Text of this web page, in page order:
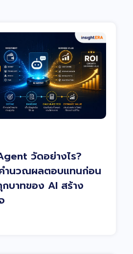
วัดอย่างไร?
ำนวณผลตอบแทนก่อน
บาทของ AI สร้าง